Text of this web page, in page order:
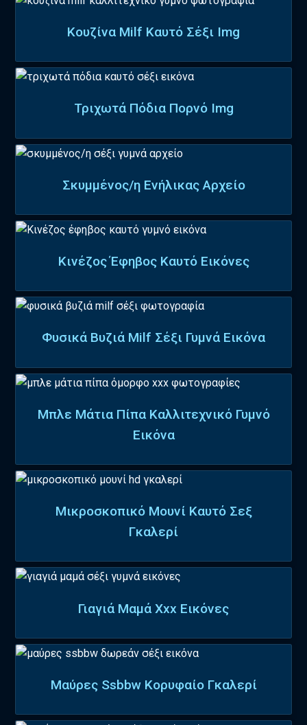
Κουζίνα Milf Καυτό Σέξι Img
Τριχωτά Πόδια Πορνό Img
Σκυμμένος/η Ενήλικας Αρχείο
Κινέζος Έφηβος Καυτό Εικόνες
Φυσικά Βυζιά Milf Σέξι Γυμνά Εικόνα
Μπλε Μάτια Πίπα Καλλιτεχνικό Γυμνό
Εικόνα
Μικροσκοπικό Μουνί Καυτό Σεξ
Γκαλερί
Γιαγιά Μαμά Xxx Εικόνες
Μαύρες Ssbbw Κορυφαίο Γκαλερί